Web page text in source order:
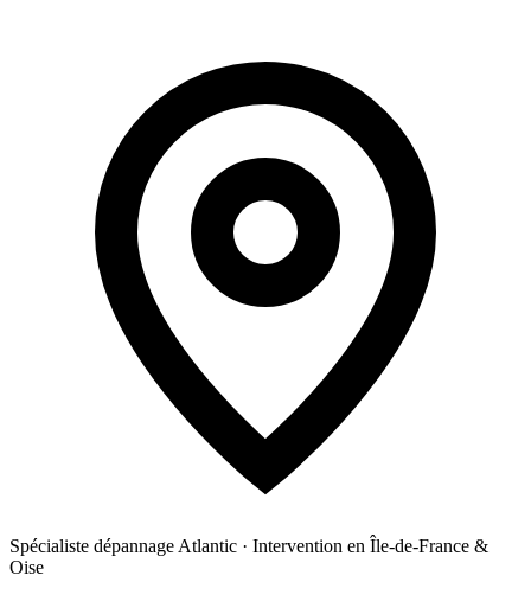
Spécialiste dépannage Atlantic · Intervention en Île-de-France &
Oise